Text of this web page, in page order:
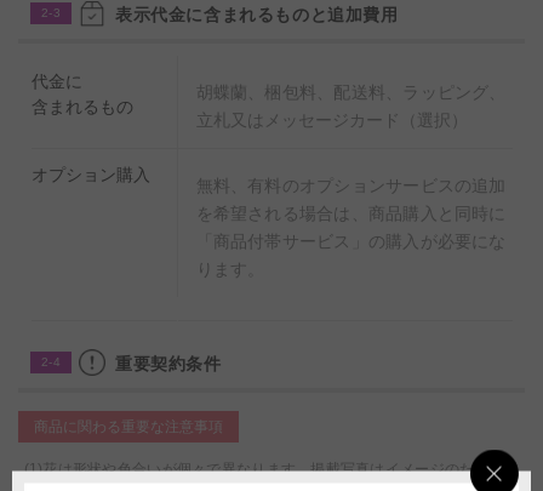
2-3 表示代金に含まれるものと追加費用
代金に
含まれるもの
胡蝶蘭、梱包料、配送料、ラッピング、
立札又はメッセージカード（選択）
オプション購入
無料、有料のオプションサービスの追加
を希望される場合は、商品購入と同時に
「商品付帯サービス」の購入が必要にな
ります。
2-4 重要契約条件
商品に関わる重要な注意事項
(1)花は形状や色合いが個々で異なります。掲載写真はイメージのため、季